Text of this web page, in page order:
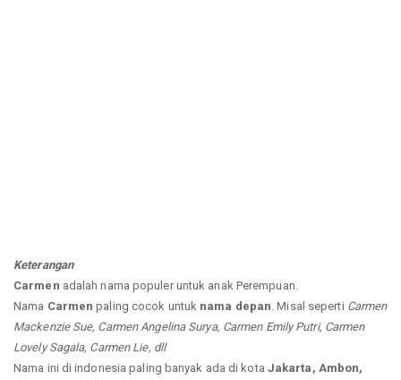
Keterangan
Carmen adalah nama populer untuk anak Perempuan.
Nama Carmen paling cocok untuk nama depan . Misal seperti Carmen
Mackenzie Sue, Carmen Angelina Surya, Carmen Emily Putri, Carmen
Lovely Sagala, Carmen Lie, dll
Nama ini di indonesia paling banyak ada di kota Jakarta, Ambon,